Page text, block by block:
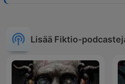
Lisää Fiktio-